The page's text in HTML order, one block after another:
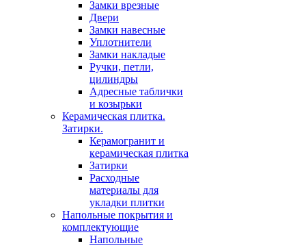
Замки врезные
Двери
Замки навесные
Уплотнители
Замки накладые
Ручки, петли,
цилиндры
Адресные таблички
и козырьки
Керамическая плитка.
Затирки.
Керамогранит и
керамическая плитка
Затирки
Расходные
материалы для
укладки плитки
Напольные покрытия и
комплектующие
Напольные